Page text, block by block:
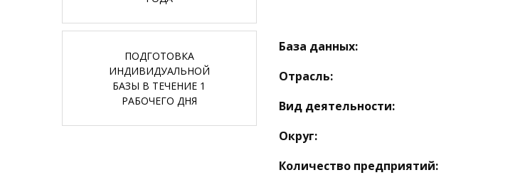
ПОДГОТОВКА
ИНДИВИДУАЛЬНОЙ
БАЗЫ В ТЕЧЕНИЕ 1
РАБОЧЕГО ДНЯ
База данных:
Отрасль:
Вид деятельности:
Округ:
Количество предприятий: